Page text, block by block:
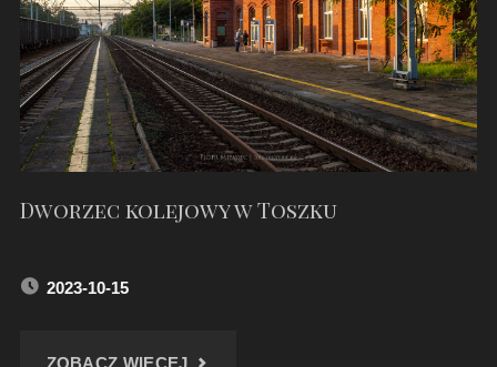
–
PAŹDZIERNIK
2023"
Dworzec kolejowy w Toszku
2023-10-15
"DWORZEC